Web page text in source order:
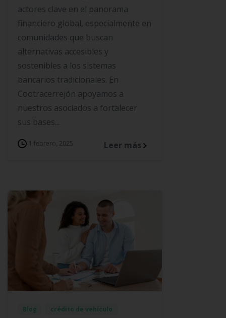
actores clave en el panorama
financiero global, especialmente en
comunidades que buscan
alternativas accesibles y
sostenibles a los sistemas
bancarios tradicionales. En
Cootracerrejón apoyamos a
nuestros asociados a fortalecer
sus bases...
1 febrero, 2025 Leer más
Blog crédito de vehículo